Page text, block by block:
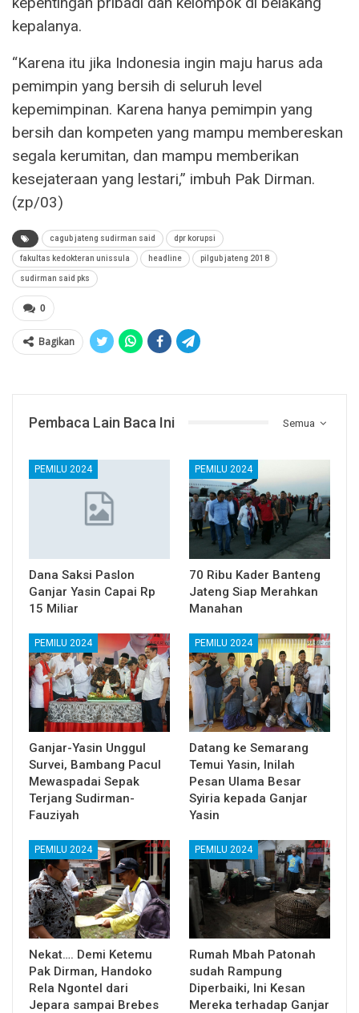
kepalanya.
“Karena itu jika Indonesia ingin maju harus ada
pemimpin yang bersih di seluruh level
kepemimpinan. Karena hanya pemimpin yang
bersih dan kompeten yang mampu membereskan
segala kerumitan, dan mampu memberikan
kesejateraan yang lestari,” imbuh Pak Dirman.
(zp/03)
cagub jateng sudirman said dpr korupsi
fakultas kedokteran unissula headline pilgub jateng 2018
sudirman said pks
0
Bagikan
Semua
Pembaca Lain Baca Ini
PEMILU 2024
Dana Saksi Paslon
Ganjar Yasin Capai Rp
15 Miliar
PEMILU 2024
70 Ribu Kader Banteng
Jateng Siap Merahkan
Manahan
PEMILU 2024
Ganjar-Yasin Unggul
Survei, Bambang Pacul
Mewaspadai Sepak
Terjang Sudirman-
Fauziyah
PEMILU 2024
Datang ke Semarang
Temui Yasin, Inilah
Pesan Ulama Besar
Syiria kepada Ganjar
Yasin
PEMILU 2024
Nekat…. Demi Ketemu
Pak Dirman, Handoko
Rela Ngontel dari
Jepara sampai Brebes
PEMILU 2024
Rumah Mbah Patonah
sudah Rampung
Diperbaiki, Ini Kesan
Mereka terhadap Ganjar